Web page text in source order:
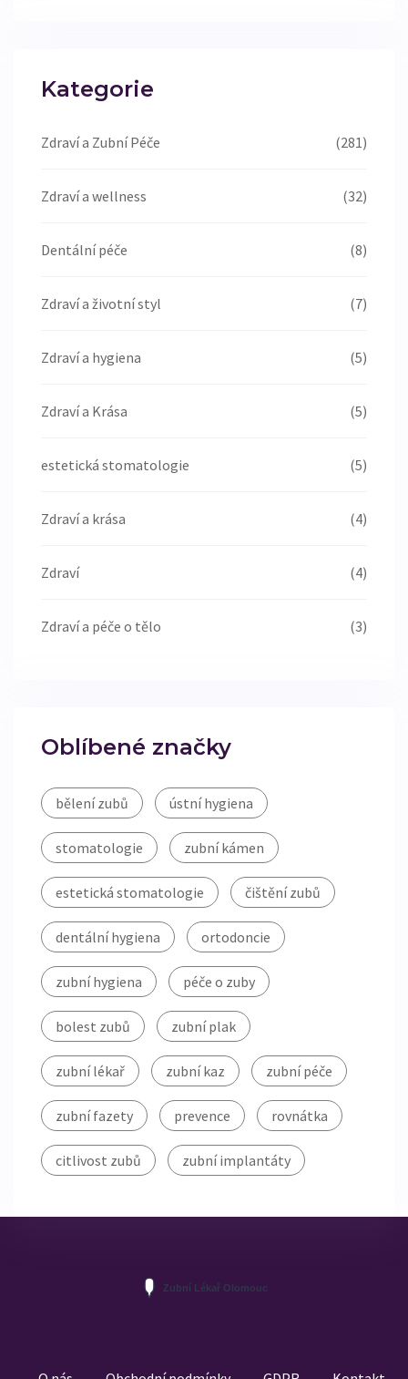
Kategorie
Zdraví a Zubní Péče (281)
Zdraví a wellness (32)
Dentální péče (8)
Zdraví a životní styl (7)
Zdraví a hygiena (5)
Zdraví a Krása (5)
estetická stomatologie (5)
Zdraví a krása (4)
Zdraví (4)
Zdraví a péče o tělo (3)
Oblíbené značky
bělení zubů ústní hygiena
stomatologie zubní kámen
estetická stomatologie čištění zubů
dentální hygiena ortodoncie
zubní hygiena péče o zuby
bolest zubů zubní plak
zubní lékař zubní kaz zubní péče
zubní fazety prevence rovnátka
citlivost zubů zubní implantáty